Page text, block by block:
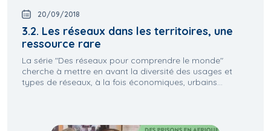
20/09/2018
3.2. Les réseaux dans les territoires, une
ressource rare
La série "Des réseaux pour comprendre le monde"
cherche à mettre en avant la diversité des usages et
types de réseaux, à la fois économiques, urbains...